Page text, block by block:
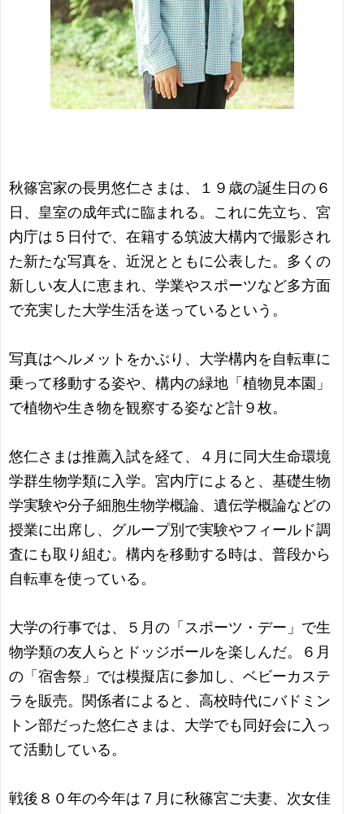
秋篠宮家の長男悠仁さまは、１９歳の誕生日の６
日、皇室の成年式に臨まれる。これに先立ち、宮
内庁は５日付で、在籍する筑波大構内で撮影され
た新たな写真を、近況とともに公表した。多くの
新しい友人に恵まれ、学業やスポーツなど多方面
で充実した大学生活を送っているという。
写真はヘルメットをかぶり、大学構内を自転車に
乗って移動する姿や、構内の緑地「植物見本園」
で植物や生き物を観察する姿など計９枚。
悠仁さまは推薦入試を経て、４月に同大生命環境
学群生物学類に入学。宮内庁によると、基礎生物
学実験や分子細胞生物学概論、遺伝学概論などの
授業に出席し、グループ別で実験やフィールド調
査にも取り組む。構内を移動する時は、普段から
自転車を使っている。
大学の行事では、５月の「スポーツ・デー」で生
物学類の友人らとドッジボールを楽しんだ。６月
の「宿舎祭」では模擬店に参加し、ベビーカステ
ラを販売。関係者によると、高校時代にバドミン
トン部だった悠仁さまは、大学でも同好会に入っ
て活動している。
戦後８０年の今年は７月に秋篠宮ご夫妻、次女佳